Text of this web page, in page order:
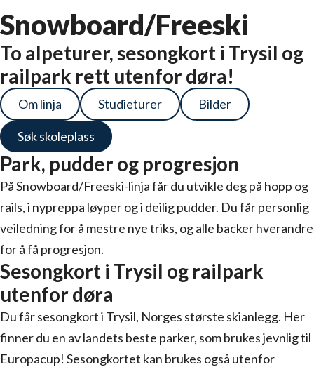
Snowboard/Freeski
To alpeturer, sesongkort i Trysil og
railpark rett utenfor døra!
Om linja Studieturer Bilder
Søk skoleplass
Park, pudder og progresjon
På Snow­board­/Freeski-linja får du utvikle deg på hopp og
rails, i nypreppa løyper og i deilig pudder. Du får personlig
veiledning for å mestre nye triks, og alle backer hverandre
for å få progresjon.
Sesongkort i Trysil og railpark
utenfor døra
Du får sesongkort i Trysil, Norges største skianlegg. Her
finner du en av landets beste parker, som brukes jevnlig til
Europacup! Sesongkortet kan brukes også utenfor